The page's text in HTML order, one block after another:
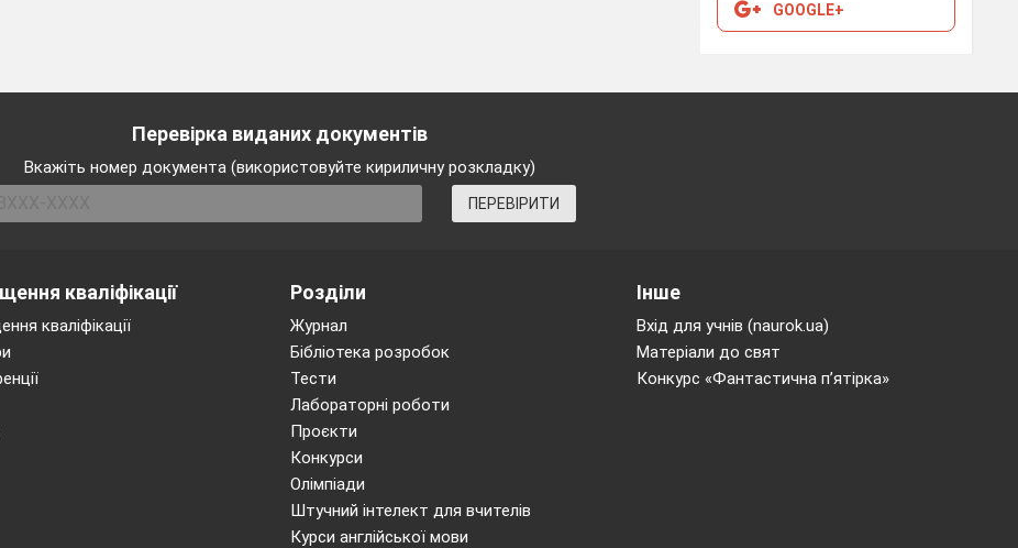
GOOGLE+
Перевірка виданих документів
Вкажіть номер документа (використовуйте кириличну розкладку)
ПЕРЕВІРИТИ
кваліфікації
кваліфікації
Розділи
Журнал
Бібліотека розробок
Тести
Лабораторні роботи
Проєкти
Конкурси
Олімпіади
Штучний інтелект для вчителів
Курси англійської мови
Інше
Вхід для учнів (naurok.ua)
Матеріали до свят
Конкурс «Фантастична п’ятірка»